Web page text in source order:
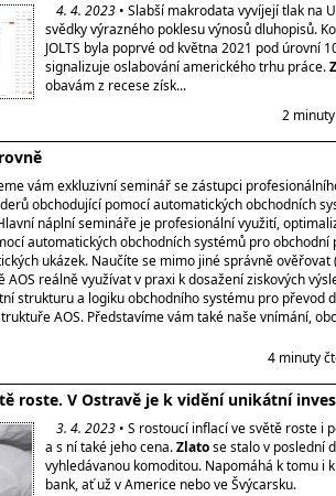
4. 4. 2023 • Slabší makrodata vyvíjejí tlak na
svědky výrazného poklesu výnosů dluhopisů.
JOLTS byla poprvé od května 2021 pod úrovní
signalizuje oslabování amerického trhu práce.
obavám z recese získ...
2
vám exkluzivní seminář se zástupci
obchodující pomocí automatických obchodních
náplní semináře je profesionální využití,
automatických obchodních systémů pro obchodní
ukázek. Naučíte se mimo jiné správně ověřovat
AOS reálně využívat v praxi k dosažení ziskových
strukturu a logiku obchodního systému pro převod
AOS. Představíme vám také naše vnímání,
4 minuty
roste. V Ostravě je k vidění unikátní
3. 4. 2023 • S rostoucí inflací ve světě roste i
a s ní také jeho cena.Zlatose stalo v poslední
vyhledávanou komoditou. Napomáhá k tomu i
bank, ať už v Americe nebo ve Švýcarsku.